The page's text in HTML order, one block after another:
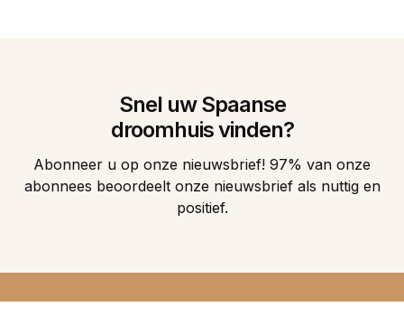
Snel uw Spaanse
droomhuis vinden?
Abonneer u op onze nieuwsbrief! 97% van onze
abonnees beoordeelt onze nieuwsbrief als nuttig en
positief.